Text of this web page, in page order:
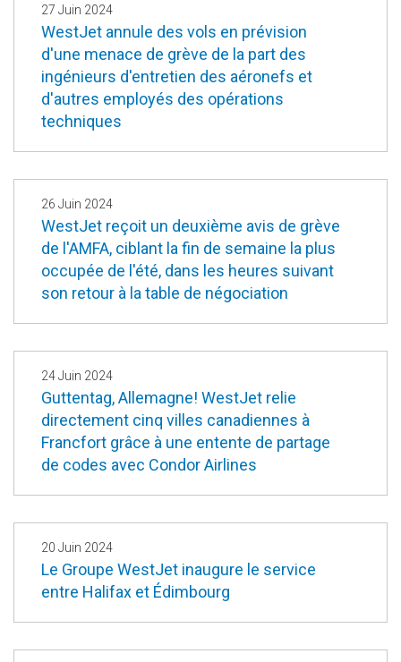
27 Juin 2024
WestJet annule des vols en prévision
d'une menace de grève de la part des
ingénieurs d'entretien des aéronefs et
d'autres employés des opérations
techniques
26 Juin 2024
WestJet reçoit un deuxième avis de grève
de l'AMFA, ciblant la fin de semaine la plus
occupée de l'été, dans les heures suivant
son retour à la table de négociation
24 Juin 2024
Guttentag, Allemagne! WestJet relie
directement cinq villes canadiennes à
Francfort grâce à une entente de partage
de codes avec Condor Airlines
20 Juin 2024
Le Groupe WestJet inaugure le service
entre Halifax et Édimbourg